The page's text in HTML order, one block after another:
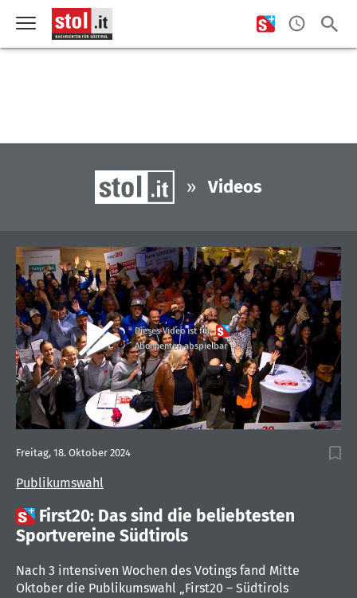
» Videos
Dieses Video ist für
Abonnenten abspielbar
Publikumswahl
Freitag, 18. Oktober 2024
 First20: Das sind die beliebtesten
Sportvereine Südtirols
Nach 3 intensiven Wochen des Votings fand Mitte
Oktober die Publikumswahl „First20 – Südtirols